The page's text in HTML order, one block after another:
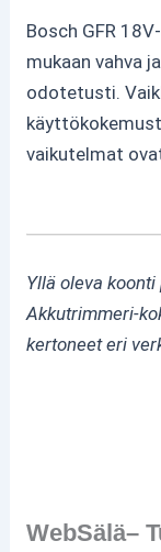
Bosch GFR
mukaan vahva
odotetusti.
vaikutelmat
Yllä oleva
Akkutrimmeri-
kertoneet eri
WebSälä–